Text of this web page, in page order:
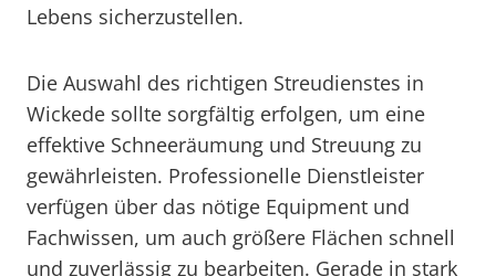
Lebens sicherzustellen.
Die Auswahl des richtigen Streudienstes in
Wickede sollte sorgfältig erfolgen, um eine
effektive Schneeräumung und Streuung zu
gewährleisten. Professionelle Dienstleister
verfügen über das nötige Equipment und
Fachwissen, um auch größere Flächen schnell
und zuverlässig zu bearbeiten. Gerade in stark